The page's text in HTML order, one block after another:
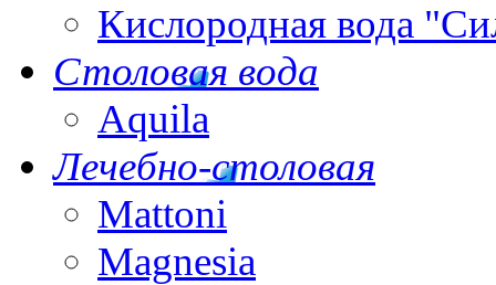
Кислородная вода
Столовая вода
Aquila
Лечебно-столовая
Mattoni
Magnesia